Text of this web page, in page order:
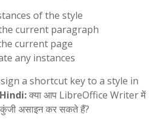
of the style
current paragraph
current page
any instances
a shortcut key to a style in
Hindi:क्या आप LibreOffice Writer में
कुंजी असाइन कर सकते हैं?